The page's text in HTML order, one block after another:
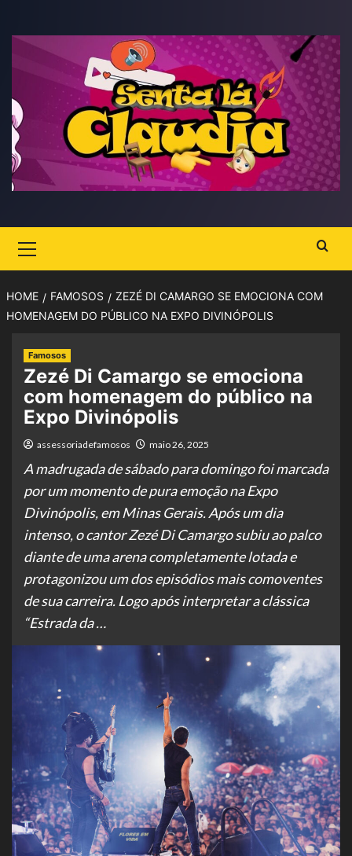
Menu
HOME FAMOSOS
ZEZÉ DI CAMARGO SE EMOCIONA COM
HOMENAGEM DO PÚBLICO NA EXPO DIVINÓPOLIS
Famosos
Zezé Di Camargo se emociona
com homenagem do público na
Expo Divinópolis
assessoriadefamosos maio 26, 2025
A madrugada de sábado para domingo foi marcada
por um momento de pura emoção na Expo
Divinópolis, em Minas Gerais. Após um dia
intenso, o cantor Zezé Di Camargo subiu ao palco
diante de uma arena completamente lotada e
protagonizou um dos episódios mais comoventes
de sua carreira. Logo após interpretar a clássica
“Estrada da …